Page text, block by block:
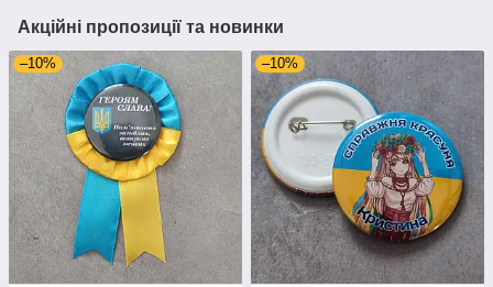
Акційні пропозиції та новинки
–10% –10%